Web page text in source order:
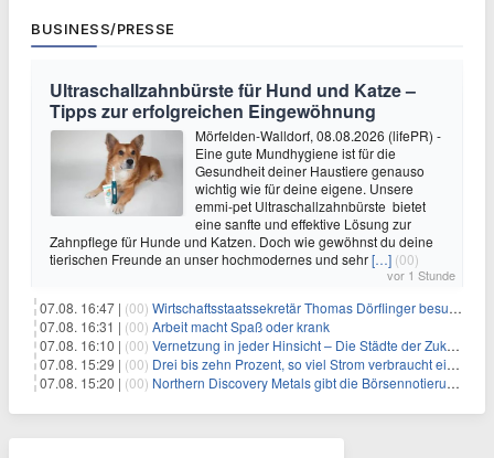
BUSINESS/PRESSE
Ultraschallzahnbürste für Hund und Katze –
Tipps zur erfolgreichen Eingewöhnung
Mörfelden-Walldorf, 08.08.2026 (lifePR) -
Eine gute Mundhygiene ist für die
Gesundheit deiner Haustiere genauso
wichtig wie für deine eigene. Unsere
emmi-pet Ultraschallzahnbürste bietet
eine sanfte und effektive Lösung zur
Zahnpflege für Hunde und Katzen. Doch wie gewöhnst du deine
tierischen Freunde an unser hochmodernes und sehr[…] (00)
vor 1 Stunde
07.08. 16:47 | (00) Wirtschaftsstaatssekretär Thomas Dörflinger besucht Handwerksbetrieb im Kammerbezirk Freiburg
07.08. 16:31 | (00) Arbeit macht Spaß oder krank
07.08. 16:10 | (00) Vernetzung in jeder Hinsicht – Die Städte der Zukunft sind grün-blau
07.08. 15:29 | (00) Drei bis zehn Prozent, so viel Strom verbraucht ein Aufzug im Gebäude
07.08. 15:20 | (00) Northern Discovery Metals gibt die Börsennotierung an der Frankfurter Wertpapierbörse bekannt